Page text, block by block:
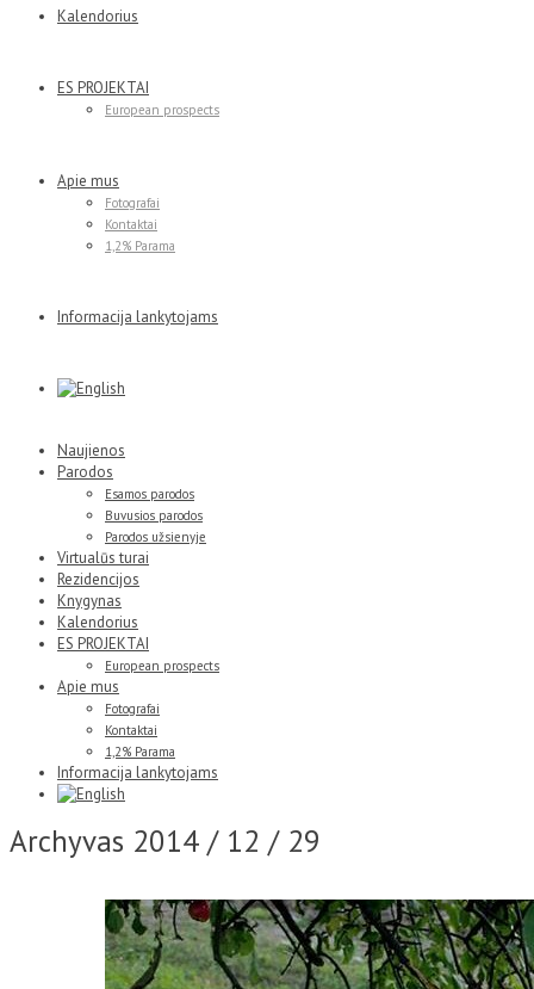
Kalendorius
ES PROJEKTAI
European prospects
Apie mus
Fotografai
Kontaktai
1,2% Parama
Informacija lankytojams
Naujienos
Parodos
Esamos parodos
Buvusios parodos
Parodos užsienyje
Virtualūs turai
Rezidencijos
Knygynas
Kalendorius
ES PROJEKTAI
European prospects
Apie mus
Fotografai
Kontaktai
1,2% Parama
Informacija lankytojams
Archyvas 2014 / 12 / 29